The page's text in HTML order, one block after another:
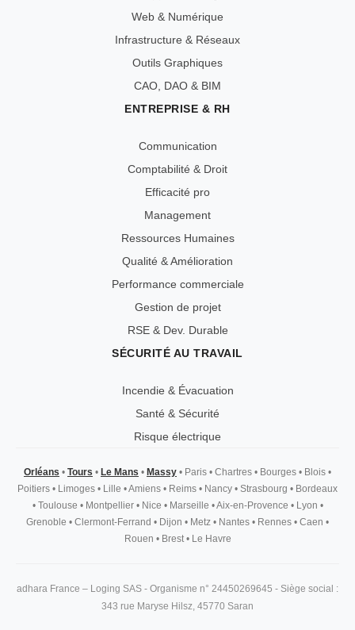
Web & Numérique
Infrastructure & Réseaux
Outils Graphiques
CAO, DAO & BIM
ENTREPRISE & RH
Communication
Comptabilité & Droit
Efficacité pro
Management
Ressources Humaines
Qualité & Amélioration
Performance commerciale
Gestion de projet
RSE & Dev. Durable
SÉCURITÉ AU TRAVAIL
Incendie & Évacuation
Santé & Sécurité
Risque électrique
Orléans • Tours • Le Mans • Massy • Paris • Chartres • Bourges • Blois •
Poitiers • Limoges • Lille •Amiens • Reims • Nancy • Strasbourg • Bordeaux
•Toulouse •Montpellier •Nice •Marseille •Aix-en-Provence •Lyon •
Grenoble • Clermont-Ferrand • Dijon • Metz • Nantes • Rennes • Caen •
Rouen •Brest•Le Havre
adhara France – Loging SAS - Organisme n° 24450269645 - Siège social :
343 rue Maryse Hilsz, 45770 Saran